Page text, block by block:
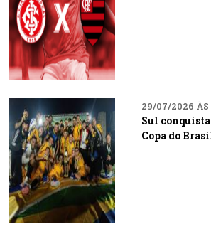
29/07/2026 ÀS
Sul
Copa do